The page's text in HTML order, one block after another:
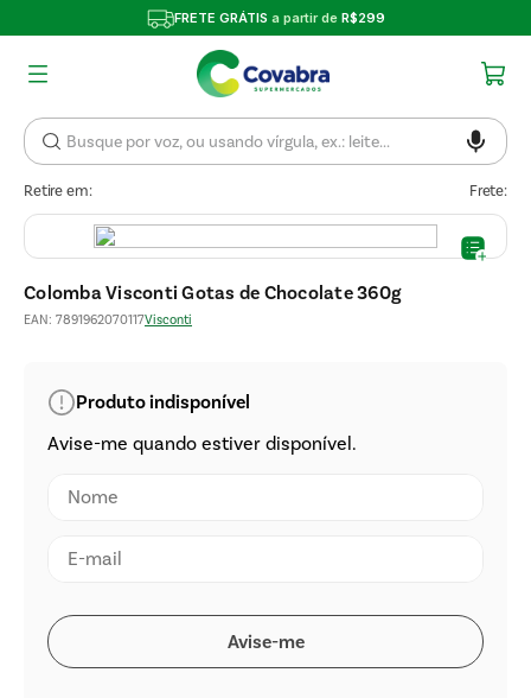
FRETE GRÁTIS a partir de R$299
Retire em: Frete:
Colomba Visconti Gotas de Chocolate 360g
EAN: 7891962070117Visconti